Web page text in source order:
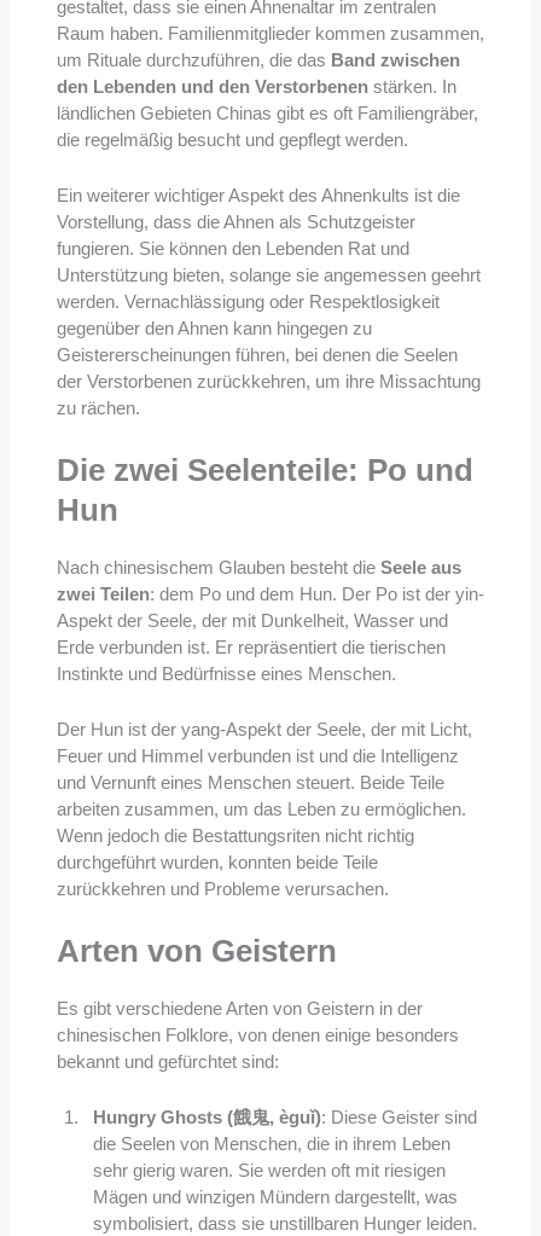
gestaltet, dass sie einen Ahnenaltar im zentralen
Raum haben. Familienmitglieder kommen zusammen,
um Rituale durchzuführen, die das Band zwischen
den Lebenden und den Verstorbenenstärken. In
ländlichen Gebieten Chinas gibt es oft Familiengräber,
die regelmäßig besucht und gepflegt werden.
Ein weiterer wichtiger Aspekt des Ahnenkults ist die
Vorstellung, dass die Ahnen als Schutzgeister
fungieren. Sie können den Lebenden Rat und
Unterstützung bieten, solange sie angemessen geehrt
werden. Vernachlässigung oder Respektlosigkeit
gegenüber den Ahnen kann hingegen zu
Geistererscheinungen führen, bei denen die Seelen
der Verstorbenen zurückkehren, um ihre Missachtung
zu rächen.
Die zwei Seelenteile: Po und
Hun
Nach chinesischem Glauben besteht die Seele aus
zwei Teilen: dem Po und dem Hun. Der Po ist der yin-
Aspekt der Seele, der mit Dunkelheit, Wasser und
Erde verbunden ist. Er repräsentiert die tierischen
Instinkte und Bedürfnisse eines Menschen.
Der Hun ist der yang-Aspekt der Seele, der mit Licht,
Feuer und Himmel verbunden ist und die Intelligenz
und Vernunft eines Menschen steuert. Beide Teile
arbeiten zusammen, um das Leben zu ermöglichen.
Wenn jedoch die Bestattungsriten nicht richtig
durchgeführt wurden, konnten beide Teile
zurückkehren und Probleme verursachen.
Arten von Geistern
Es gibt verschiedene Arten von Geistern in der
chinesischen Folklore, von denen einige besonders
bekannt und gefürchtet sind:
Hungry Ghosts (餓鬼, èguǐ): Diese Geister sind
die Seelen von Menschen, die in ihrem Leben
sehr gierig waren. Sie werden oft mit riesigen
Mägen und winzigen Mündern dargestellt, was
symbolisiert, dass sie unstillbaren Hunger leiden.